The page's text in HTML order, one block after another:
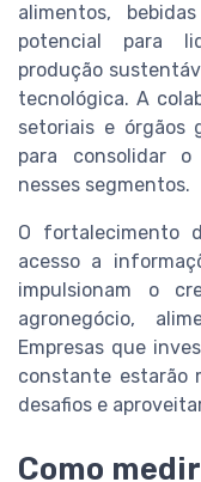
alimentos,
potencial para
produção
tecnológica. A
setoriais e órgãos
para consolidar
nesses segmentos.
O fortalecimento
acesso a
impulsionam o
agronegócio,
Empresas que
constante estarão
desafios e
Como